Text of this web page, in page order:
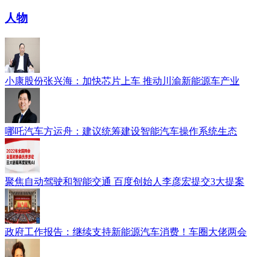
人物
小康股份张兴海：加快芯片上车 推动川渝新能源车产业
哪吒汽车方运舟：建议统筹建设智能汽车操作系统生态
聚焦自动驾驶和智能交通 百度创始人李彦宏提交3大提案
政府工作报告：继续支持新能源汽车消费！车圈大佬两会